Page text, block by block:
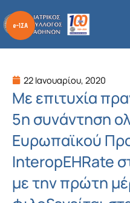
στο
περιεχόμενο
22 Ιανουαρίου, 2020
Με επιτυχία
5η συνάντηση
Ευρωπαϊκού
InteropEHRate
με την πρώτη